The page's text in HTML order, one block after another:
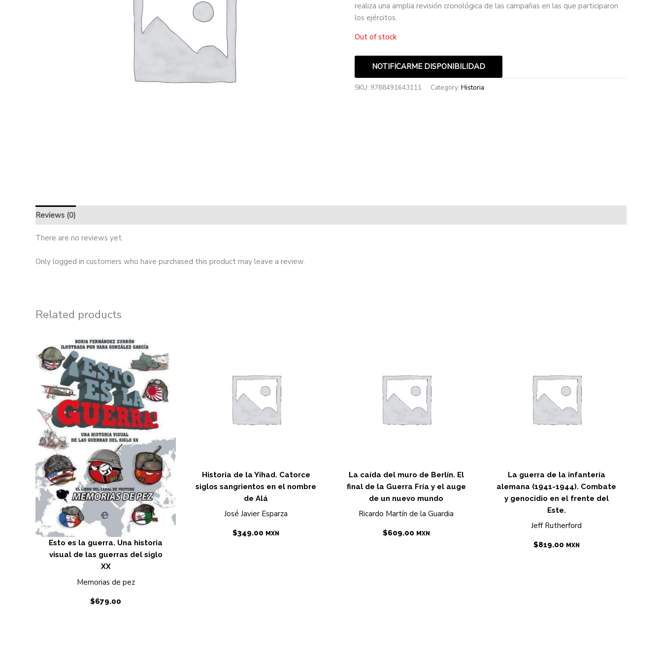
realiza una amplia revisión cronológica de las campañas en las que participaron
los ejércitos.
Out of stock
NOTIFICARME DISPONIBILIDAD
SKU: 9788491643111 Category: Historia
Reviews (0)
There are no reviews yet.
Only logged in customers who have purchased this product may leave a review.
Related products
Esto es la guerra. Una historia
visual de las guerras del siglo
XX
Memorias de pez
$679.00
Historia de la Yihad. Catorce
siglos sangrientos en el nombre
de Alá
José Javier Esparza
$349.00 MXN
La caída del muro de Berlín. El
final de la Guerra Fría y el auge
de un nuevo mundo
Ricardo Martín de la Guardia
$609.00 MXN
La guerra de la infantería
alemana (1941-1944). Combate
y genocidio en el frente del
Este.
Jeff Rutherford
$819.00 MXN